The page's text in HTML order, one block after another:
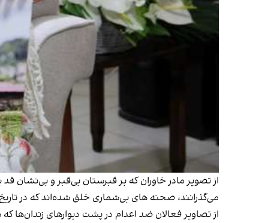
از تصویر مادر خاوران که بر قبرستان بی‌قبر و بی‌نشان
می‌گذرانند، صحنه های بی‌شماری خلق شده‌اند که در
از تصاویر فعالان ضد اعدام در پشت دیوارهای زندان‌ها که